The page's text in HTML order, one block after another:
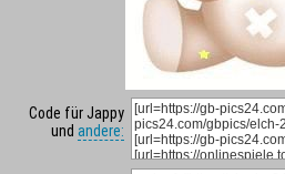
Code für Jappy
und andere: